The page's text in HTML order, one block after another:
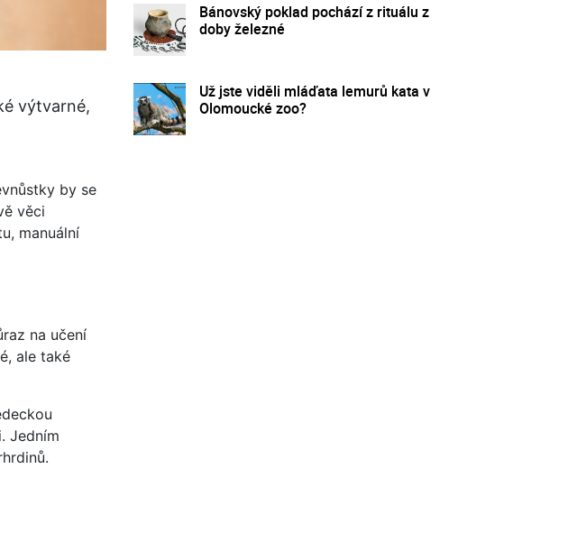
výtvarné,
by se
věci
manuální
na učení
ale také
Jedním
Bánovský poklad pochází z rituálu z
doby železné
Už jste viděli mláďata lemurů kata v
Olomoucké zoo?